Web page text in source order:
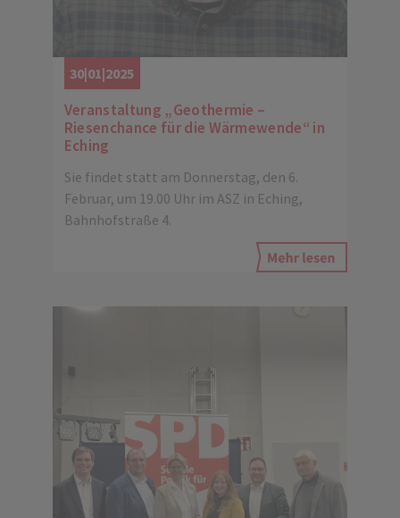
30|01|2025
Veranstaltung „Geothermie –
Riesenchance für die Wärmewende“ in
Eching
Sie findet statt am Donnerstag, den 6.
Februar, um 19.00 Uhr im ASZ in Eching,
Bahnhofstraße 4.